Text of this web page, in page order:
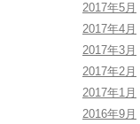
2017年5月
2017年4月
2017年3月
2017年2月
2017年1月
2016年9月